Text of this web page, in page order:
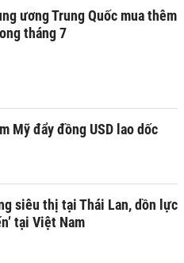
ương Trung Quốc mua thêm
tháng 7
Mỹ đẩy đồng USD lao dốc
siêu thị tại Thái Lan, dồn lực
tại Việt Nam